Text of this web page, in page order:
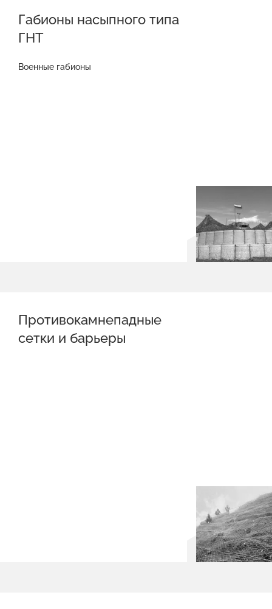
Габионы насыпного типа
ГНТ
Военные габионы
Противокамнепадные
сетки и барьеры